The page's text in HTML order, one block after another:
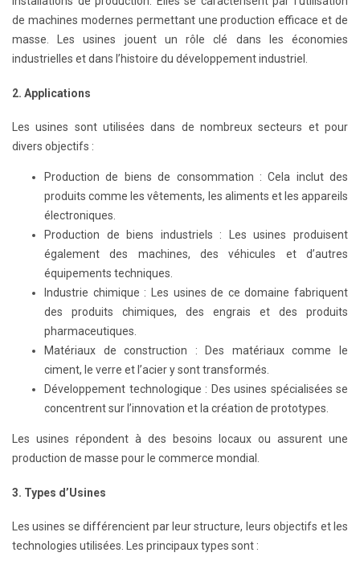
de machines modernes permettant une production efficace et de
masse. Les usines jouent un rôle clé dans les économies
industrielles et dans l’histoire du développement industriel.
2. Applications
Les usines sont utilisées dans de nombreux secteurs et pour
divers objectifs :
Production de biens de consommation : Cela inclut des
produits comme les vêtements, les aliments et les appareils
électroniques.
Production de biens industriels : Les usines produisent
également des machines, des véhicules et d’autres
équipements techniques.
Industrie chimique : Les usines de ce domaine fabriquent
des produits chimiques, des engrais et des produits
pharmaceutiques.
Matériaux de construction : Des matériaux comme le
ciment, le verre et l’acier y sont transformés.
Développement technologique : Des usines spécialisées se
concentrent sur l’innovation et la création de prototypes.
Les usines répondent à des besoins locaux ou assurent une
production de masse pour le commerce mondial.
3. Types d’Usines
Les usines se différencient par leur structure, leurs objectifs et les
technologies utilisées. Les principaux types sont :